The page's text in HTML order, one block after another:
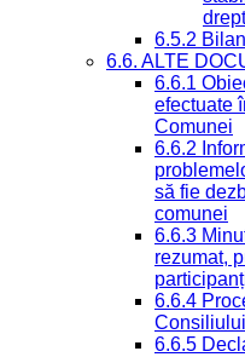
6.5.2
6.6. ALTE
6.6.1
efectuate
Comunei
6.6.2
să fie
comunei
6.6.3
rezumat,
6.6.4
6.6.5